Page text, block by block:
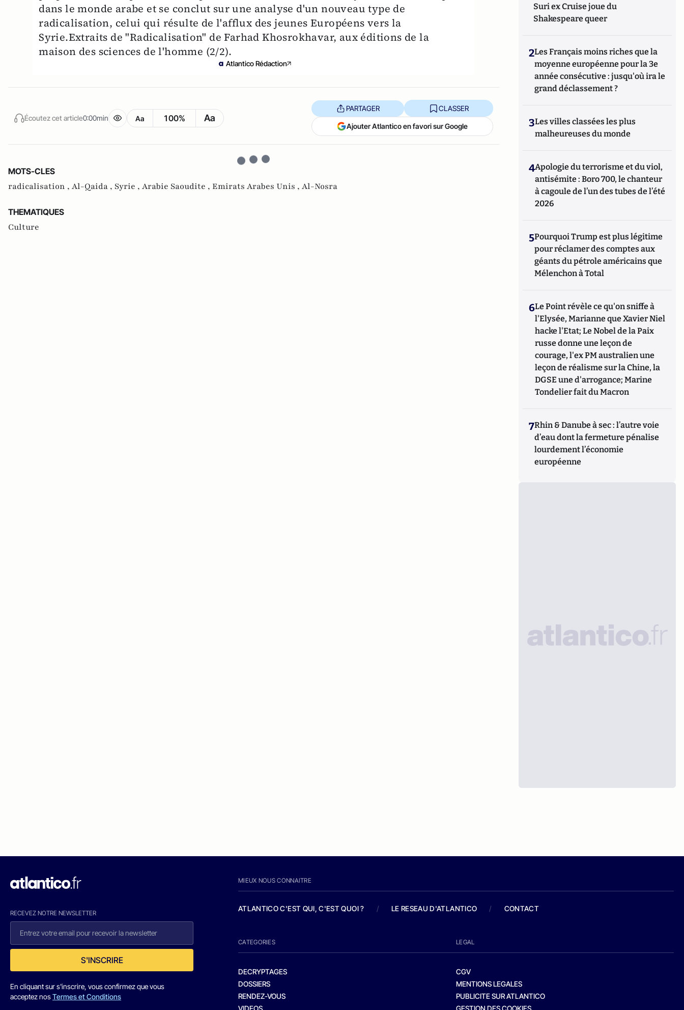
dans le monde arabe et se conclut sur une analyse d'un nouveau type de
radicalisation, celui qui résulte de l'afflux des jeunes Européens vers la
Syrie.Extraits de "Radicalisation" de Farhad Khosrokhavar, aux éditions de la
maison des sciences de l'homme (2/2).
Atlantico Rédaction
Écoutez cet article0:00min Aa 100% Aa
PARTAGER CLASSER
Ajouter Atlantico en favori sur Google
MOTS-CLES
radicalisation , Al-Qaida , Syrie , Arabie Saoudite , Emirats Arabes Unis , Al-Nosra
THEMATIQUES
Culture
Suri ex Cruise joue du
Shakespeare queer
2Les Français moins riches que la
moyenne européenne pour la 3e
année consécutive : jusqu'où ira le
grand déclassement ?
3Les villes classées les plus
malheureuses du monde
4Apologie du terrorisme et du viol,
antisémite : Boro 700, le chanteur
à cagoule de l’un des tubes de l’été
2026
5Pourquoi Trump est plus légitime
pour réclamer des comptes aux
géants du pétrole américains que
Mélenchon à Total
6Le Point révèle ce qu'on sniffe à
l'Elysée, Marianne que Xavier Niel
hacke l'Etat; Le Nobel de la Paix
russe donne une leçon de
courage, l'ex PM australien une
leçon de réalisme sur la Chine, la
DGSE une d'arrogance; Marine
Tondelier fait du Macron
7Rhin & Danube à sec : l’autre voie
d’eau dont la fermeture pénalise
lourdement l’économie
européenne
RECEVEZ NOTRE NEWSLETTER
S'INSCRIRE
En cliquant sur s'inscrire, vous confirmez que vous
acceptez nosTermes et Conditions
MIEUX NOUS CONNAITRE
ATLANTICO C'EST QUI, C'EST QUOI ? / LE RESEAU D'ATLANTICO / CONTACT
CATEGORIES
DECRYPTAGES
DOSSIERS
RENDEZ-VOUS
VIDEOS
LEGAL
CGV
MENTIONS LEGALES
PUBLICITE SUR ATLANTICO
GESTION DES COOKIES